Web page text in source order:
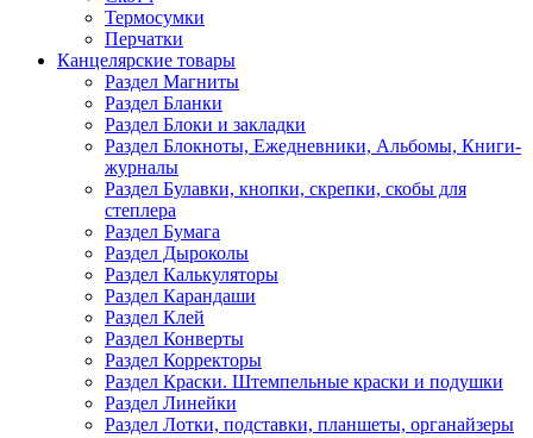
Термосумки
Перчатки
Канцелярские товары
Раздел Магниты
Раздел Бланки
Раздел Блоки и закладки
Раздел Блокноты, Ежедневники, Альбомы, Книги-
журналы
Раздел Булавки, кнопки, скрепки, скобы для
степлера
Раздел Бумага
Раздел Дыроколы
Раздел Калькуляторы
Раздел Карандаши
Раздел Клей
Раздел Конверты
Раздел Корректоры
Раздел Краски. Штемпельные краски и подушки
Раздел Линейки
Раздел Лотки, подставки, планшеты, органайзеры